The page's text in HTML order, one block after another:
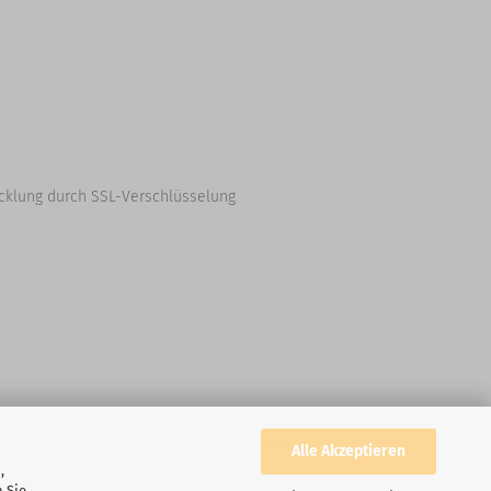
Alle Akzeptieren
durch SSL-Verschlüsselung